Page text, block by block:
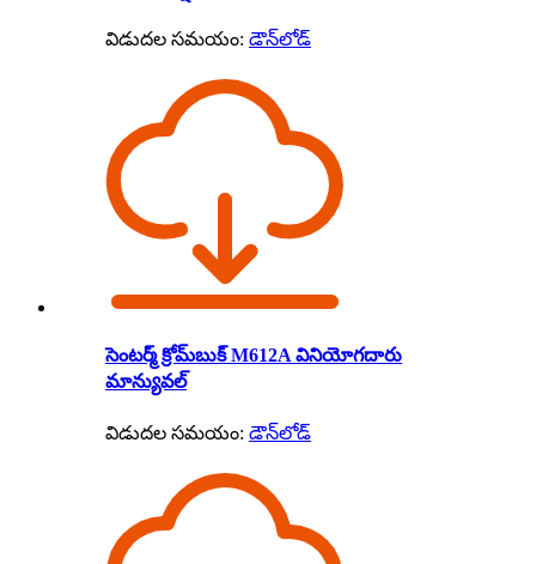
విడుదల సమయం: డౌన్‌లోడ్
సెంటర్మ్ క్రోమ్‌బుక్ M612A వినియోగదారు
మాన్యువల్
విడుదల సమయం: డౌన్‌లోడ్